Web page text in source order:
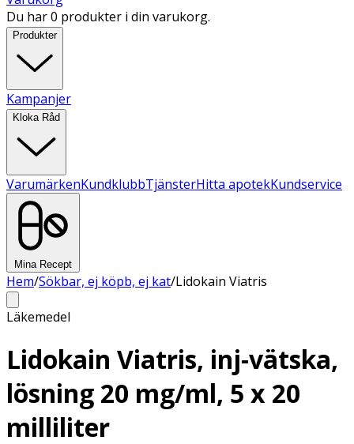
Du har 0 produkter i din varukorg.
Produkter
Kampanjer
Kloka Råd
VarumärkenKundklubbTjänsterHitta apotekKundservice
Mina Recept
Hem/Sökbar, ej köpb, ej kat/Lidokain Viatris
Läkemedel
Lidokain Viatris, inj-vätska,
lösning 20 mg/ml, 5 x 20
milliliter